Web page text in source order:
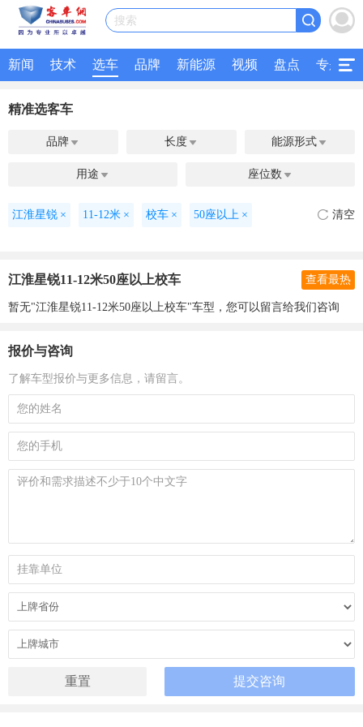
搜索
新闻 技术 选车 品牌 新能源 视频 盘点 专题
精准选客车
品牌  长度  能源形式 
用途  座位数 
江淮星锐 × 11-12米 × 校车 × 50座以上 × 清空
江淮星锐11-12米50座以上校车 查看最热
暂无"江淮星锐11-12米50座以上校车"车型，您可以留言给我们咨询
报价与咨询
了解车型报价与更多信息，请留言。